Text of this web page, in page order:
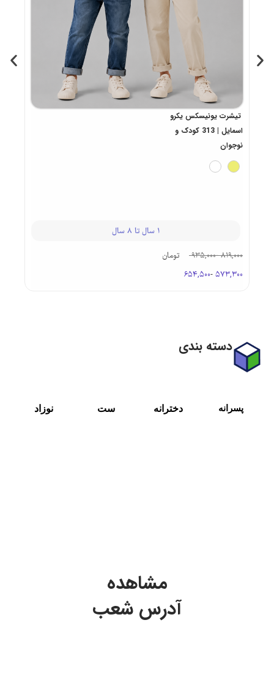
تیشرت یونیسکس یکرو
اسمایل | 313 کودک و
نوجوان
1 سال تا 8 سال
819,000
-
935,000
573,300
-
654,500
تومان
دسته بندی
پسرانه دخترانه ست نوزاد
مشاهده
آدرس شعب